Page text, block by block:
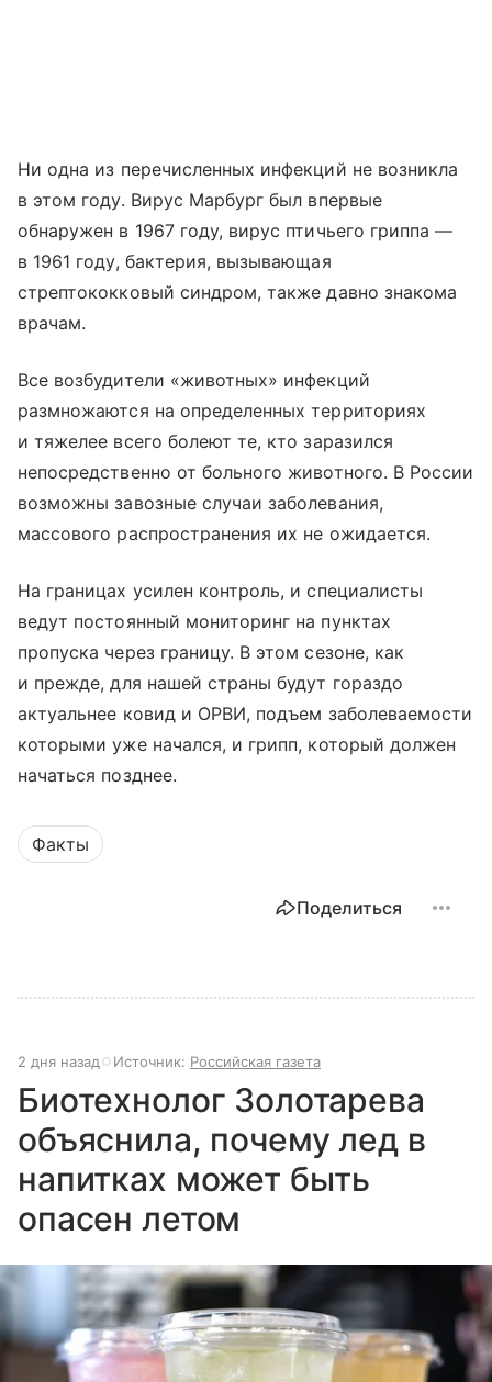
Ни одна из перечисленных инфекций не возникла
в этом году. Вирус Марбург был впервые
обнаружен в 1967 году, вирус птичьего гриппа —
в 1961 году, бактерия, вызывающая
стрептококковый синдром, также давно знакома
врачам.
Все возбудители «животных» инфекций
размножаются на определенных территориях
и тяжелее всего болеют те, кто заразился
непосредственно от больного животного. В России
возможны завозные случаи заболевания,
массового распространения их не ожидается.
На границах усилен контроль, и специалисты
ведут постоянный мониторинг на пунктах
пропуска через границу. В этом сезоне, как
и прежде, для нашей страны будут гораздо
актуальнее ковид и ОРВИ, подъем заболеваемости
которыми уже начался, и грипп, который должен
начаться позднее.
Факты
Поделиться
2 дня назад Источник: Российская газета
Биотехнолог Золотарева
объяснила, почему лед в
напитках может быть
опасен летом